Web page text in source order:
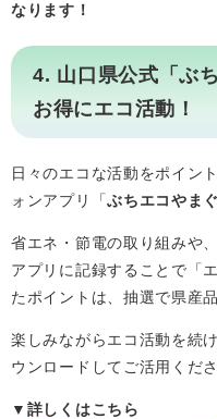
なります！
4. 山口県公式「ぶ
お得にエコ活動！
日々のエコな活動をポイン
ォンアプリ「ぶちエコやま
省エネ・節電の取り組みや
アプリに記録することで「
たポイントは、抽選で県産
楽しみながらエコ活動を続
ウンロードしてご活用くださ
▼詳しくはこちら